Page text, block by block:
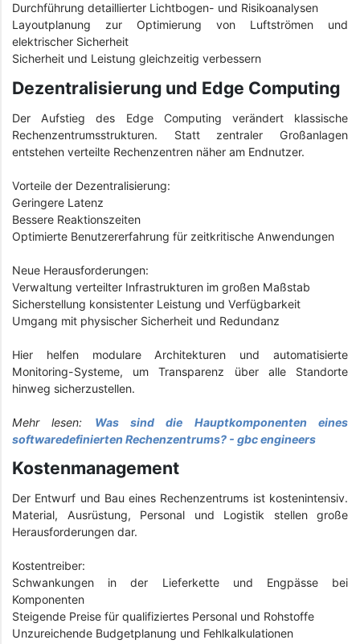
Durchführung detaillierter Lichtbogen- und Risikoanalysen
Layoutplanung zur Optimierung von Luftströmen und
elektrischer Sicherheit
Sicherheit und Leistung gleichzeitig verbessern
Dezentralisierung und Edge Computing
Der Aufstieg des Edge Computing verändert klassische
Rechenzentrumsstrukturen. Statt zentraler Großanlagen
entstehen verteilte Rechenzentren näher am Endnutzer.
Vorteile der Dezentralisierung:
Geringere Latenz
Bessere Reaktionszeiten
Optimierte Benutzererfahrung für zeitkritische Anwendungen
Neue Herausforderungen:
Verwaltung verteilter Infrastrukturen im großen Maßstab
Sicherstellung konsistenter Leistung und Verfügbarkeit
Umgang mit physischer Sicherheit und Redundanz
Hier helfen modulare Architekturen und automatisierte
Monitoring-Systeme, um Transparenz über alle Standorte
hinweg sicherzustellen.
Mehr lesen: Was sind die Hauptkomponenten eines
softwaredefinierten Rechenzentrums? - gbc engineers
Kostenmanagement
Der Entwurf und Bau eines Rechenzentrums ist kostenintensiv.
Material, Ausrüstung, Personal und Logistik stellen große
Herausforderungen dar.
Kostentreiber:
Schwankungen in der Lieferkette und Engpässe bei
Komponenten
Steigende Preise für qualifiziertes Personal und Rohstoffe
Unzureichende Budgetplanung und Fehlkalkulationen